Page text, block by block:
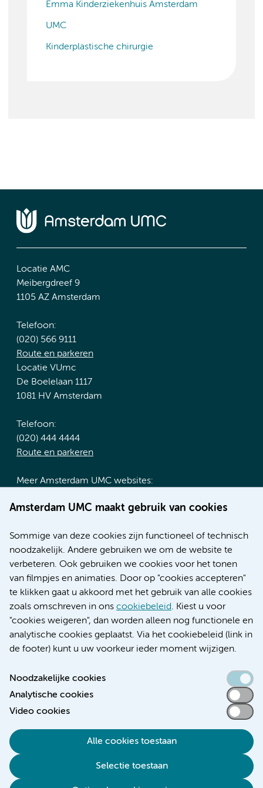
Amsterdam UMC maakt gebruik van cookies
Sommige van deze cookies zijn functioneel of technisch
noodzakelijk. Andere gebruiken we om de website te
verbeteren. Ook gebruiken we cookies voor het tonen
van filmpjes en animaties. Door op "cookies accepteren"
te klikken gaat u akkoord met het gebruik van alle cookies
zoals omschreven in ons cookiebeleid. Kiest u voor
"cookies weigeren", dan worden alleen nog functionele en
analytische cookies geplaatst. Via het cookiebeleid (link in
de footer) kunt u uw voorkeur ieder moment wijzigen.
Noodzakelijke cookies
Analytische cookies
Video cookies
Alle cookies toestaan
Selectie toestaan
Emma Kinderziekenhuis Amsterdam
UMC
Kinderplastische chirurgie
Locatie AMC
Meibergdreef 9
1105 AZ Amsterdam
Telefoon:
(020) 566 9111
Route en parkeren
Locatie VUmc
De Boelelaan 1117
1081 HV Amsterdam
Telefoon:
(020) 444 4444
Route en parkeren
Meer Amsterdam UMC websites:
Werken bij Amsterdam UMC
Nieuws
Research
Educatie locatie AMC
Educatie locatie VUmc
Verwijzen & diagnostiek
Toegankelijkheidsverklaring
Responsible disclosure